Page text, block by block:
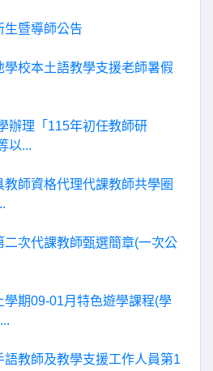
生暨導師公告
學校本土語教學支援老師暑假
辦理「115年初任教師研
以...
師資格代理代課教師共學圈
二次代課教師甄選簡章(一次公
學期09-01月特色遊學課程(學
語教師及教學支援工作人員第1